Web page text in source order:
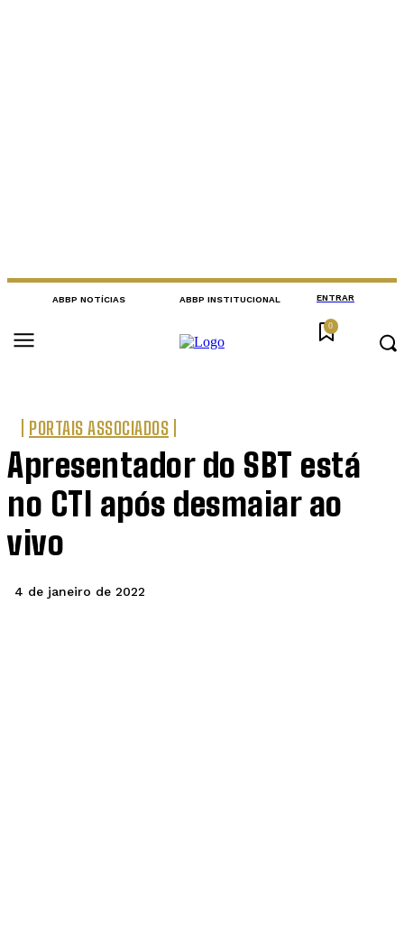
ABBP NOTÍCIAS ABBP INSTITUCIONAL ENTRAR
0
PORTAIS ASSOCIADOS
Apresentador do SBT está
no CTI após desmaiar ao
vivo
4 de janeiro de 2022